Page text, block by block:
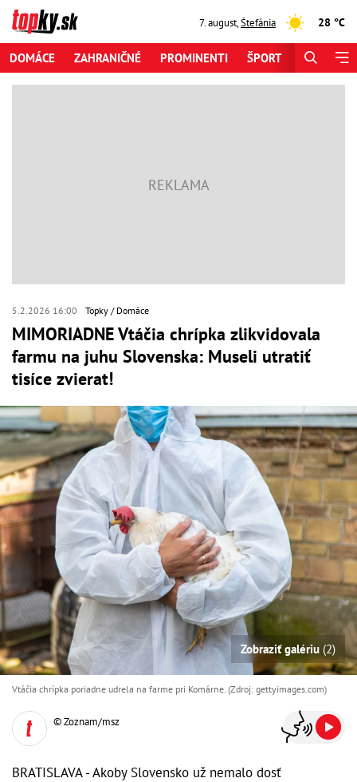
7. august,Štefánia 28 °C
DOMÁCE ZAHRANIČNÉ PROMINENTI ŠPORT
5.2.2026 16:00 Topky Domáce
MIMORIADNE Vtáčia chrípka zlikvidovala
farmu na juhu Slovenska: Museli utratiť
tisíce zvierat!
Zobraziť galériu (2)
Vtáčia chrípka poriadne udrela na farme pri Komárne. (Zdroj: gettyimages.com)
© Zoznam/msz
BRATISLAVA - Akoby Slovensko už nemalo dosť